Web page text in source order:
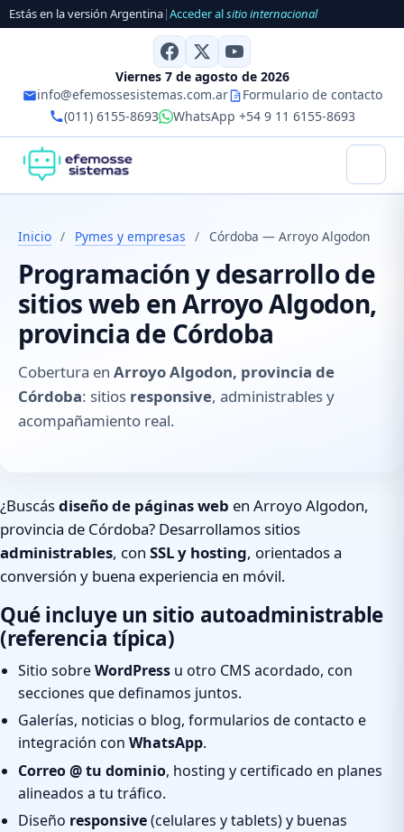
Estás en la versión Argentina|Acceder alsitio internacional
Viernes 7 de agosto de 2026
info@efemossesistemas.com.ar
Formulario de contacto
(011) 6155-8693
WhatsApp +54 9 11 6155-8693
Inicio / Pymes y empresas / Córdoba — Arroyo Algodon
Programación y desarrollo de
sitios web en Arroyo Algodon,
provincia de Córdoba
Cobertura en Arroyo Algodon, provincia de
Córdoba: sitios responsive, administrables y
acompañamiento real.
¿Buscásdiseño de páginas web en Arroyo Algodon,
provincia de Córdoba? Desarrollamos sitios
administrables, con SSL y hosting, orientados a
conversión y buena experiencia en móvil.
Qué incluye un sitio autoadministrable
(referencia típica)
Sitio sobreWordPress u otro CMS acordado, con
secciones que definamos juntos.
Galerías, noticias o blog, formularios de contacto e
integración con WhatsApp.
Correo @ tu dominio, hosting y certificado en planes
alineados a tu tráfico.
Diseño responsive(celulares y tablets) y buenas